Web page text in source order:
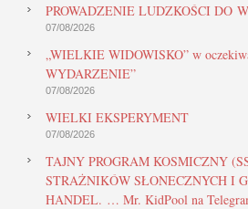
PROWADZENIE LUDZKOŚCI
07/08/2026
„WIELKIE WIDOWISKO” w
WYDARZENIE”
07/08/2026
WIELKI EKSPERYMENT
07/08/2026
TAJNY PROGRAM KOSMICZNY
STRAŻNIKÓW SŁONECZNYCH I
HANDEL. … Mr. KidPool na